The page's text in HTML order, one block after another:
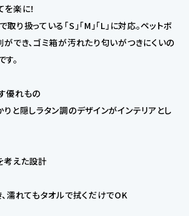
楽に！
り扱っている「S」「M」「L」に対応。ペットボ
ができ、ゴミ箱が汚れたり匂いがつきにくいの
。
優れもの
と隠しラタン調のデザインがインテリアとし
考えた設計
濡れてもタオルで拭くだけでOK